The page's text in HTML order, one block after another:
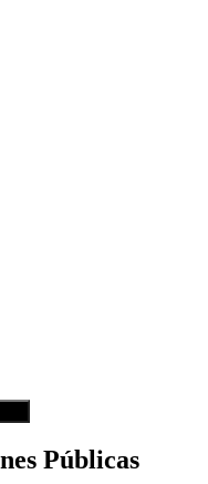
Públicas